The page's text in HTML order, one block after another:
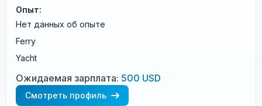
Опыт:
Нет данных об опыте
Ferry
Yacht
Ожидаемая зарплата: 500 USD
Смотреть профиль